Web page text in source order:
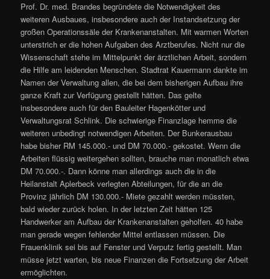
Prof. Dr. med. Brandes begründete die Notwendigkeit des
weiteren Ausbaues, insbesondere auch der Instandsetzung der
großen Operationssäle der Krankenanstalten. Mit warmen Worten
unterstrich er die hohen Aufgaben des Arztberufes. Nicht nur die
Wissenschaft stehe im Mittelpunkt der ärztlichen Arbeit, sondern
die Hilfe am leidenden Menschen. Stadtrat Kauermann dankte im
Namen der Verwaltung allen, die bei dem bisherigen Aufbau ihre
ganze Kraft zur Verfügung gestellt hätten. Das gelte
insbesondere auch für den Bauleiter Hagenkötter und
Verwaltungsrat Schlink. Die schwierige Finanzlage hemme die
weiteren unbedingt notwendigen Arbeiten. Der Bunkerausbau
habe bisher RM 145.000.- und DM 70.000.- gekostet. Wenn die
Arbeiten flüssig weitergehen sollten, brauche man monatlich etwa
DM 70.000.-. Dann könne man allerdings auch die in die
Heilanstalt Aplerbeck verlegten Abteilungen, für die an die
Provinz jährlich DM 130.000.- Miete gezahlt werden müssten,
bald wieder zurück holen. In der letzten Zeit hätten 125
Handwerker am Aufbau der Krankenanstalten geholfen. 40 habe
man gerade wegen fehlender Mittel entlassen müssen. Die
Frauenklinik sei bis auf Fenster und Verputz fertig gestellt. Man
müsse jetzt warten, bis neue Finanzen die Fortsetzung der Arbeit
ermöglichten.